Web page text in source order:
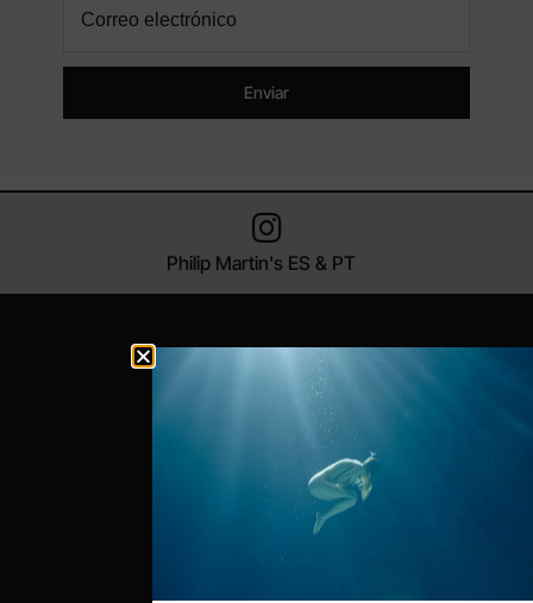
Enviar
Philip Martin's ES & PT